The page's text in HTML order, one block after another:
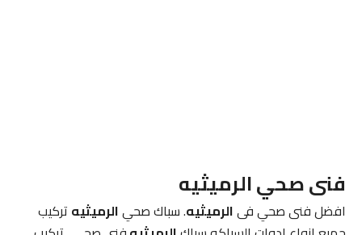
فنى صحي الرميثيه
افضل فنى صحي فىالرميثيه. سباك صحيالرميثيهتركيب